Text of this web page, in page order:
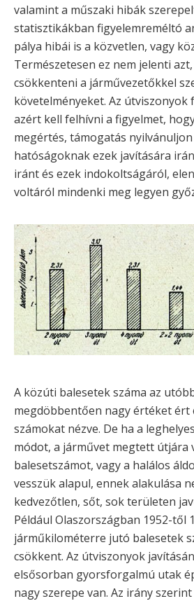
valamint a műszaki hibák
statisztikákban figyelemreméltó
pálya hibái is a közvetlen, vagy
Természetesen ez nem jelenti
csökkenteni a járművezetőkkel
követelményeket. Az útviszonyok
azért kell felhívni a figyelmet,
megértés, támogatás
hatóságoknak ezek javítására
iránt és ezek indokoltságáról,
voltáról mindenki meg legyen
A közúti balesetek száma az
megdöbbentően nagy értéket ért
számokat nézve. De ha a
módot, a járművet megtett
balesetszámot, vagy a halálos
vesszük alapul, ennek alakulása
kedvezőtlen, sőt, sok területen
Például Olaszországban 1952-től
járműkilométerre jutó balesetek
csökkent. Az útviszonyok
elsősorban gyorsforgalmú utak
nagy szerepe van. Az irány